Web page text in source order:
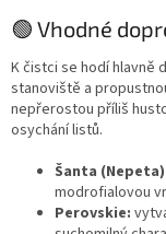
🟢 Vhodné
K čistci se hodí hlavně
stanoviště a
nepřerostou příliš
osychání listů.
Šanta
modrofialovou
Perovskie: